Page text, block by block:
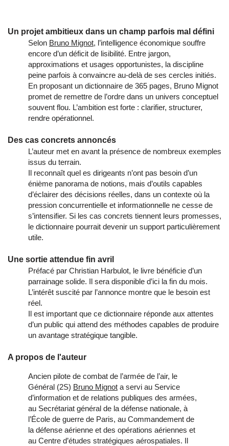
Un projet ambitieux dans un champ parfois mal défini
Selon Bruno Mignot, l’intelligence économique souffre
encore d’un déficit de lisibilité. Entre jargon,
approximations et usages opportunistes, la discipline
peine parfois à convaincre au-delà de ses cercles initiés.
En proposant un dictionnaire de 365 pages, Bruno Mignot
promet de remettre de l’ordre dans un univers conceptuel
souvent flou. L’ambition est forte : clarifier, structurer,
rendre opérationnel.
Des cas concrets annoncés
L’auteur met en avant la présence de nombreux exemples
issus du terrain.
Il reconnaît quel es dirigeants n’ont pas besoin d’un
énième panorama de notions, mais d’outils capables
d’éclairer des décisions réelles, dans un contexte où la
pression concurrentielle et informationnelle ne cesse de
s’intensifier. Si les cas concrets tiennent leurs promesses,
le dictionnaire pourrait devenir un support particulièrement
utile.
Une sortie attendue fin avril
Préfacé par Christian Harbulot, le livre bénéficie d’un
parrainage solide. Il sera disponible d’ici la fin du mois.
L’intérêt suscité par l’annonce montre que le besoin est
réel.
Il est important que ce dictionnaire réponde aux attentes
d’un public qui attend des méthodes capables de produire
un avantage stratégique tangible.
A propos de l'auteur
Ancien pilote de combat de l’armée de l’air, le
Général (2S) Bruno Mignot a servi au Service
d’information et de relations publiques des armées,
au Secrétariat général de la défense nationale, à
l’École de guerre de Paris, au Commandement de
la défense aérienne et des opérations aériennes et
au Centre d’études stratégiques aérospatiales. Il